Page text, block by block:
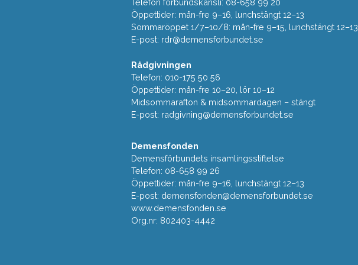
Telefon förbundskansli: 08-658 99 20
Öppettider: mån-fre 9–16, lunchstängt 12–13
Sommaröppet 1/7–10/8: mån-fre 9–15, lunchstängt 12–13
E-post: rdr@demensforbundet.se
Rådgivningen
Telefon: 010-175 50 56
Öppettider: mån-fre 10–20, lör 10–12
Midsommarafton & midsommardagen – stängt
E-post: radgivning@demensforbundet.se
Demensfonden
Demensförbundets insamlingsstiftelse
Telefon: 08-658 99 26
Öppettider: mån-fre 9–16, lunchstängt 12–13
E-post: demensfonden@demensforbundet.se
www.demensfonden.se
Org.nr: 802403-4442